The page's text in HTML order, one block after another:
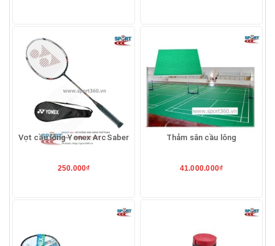
Vợt cầu lông Yonex ArcSaber
250.000₫
Thảm sân cầu lông
41.000.000₫